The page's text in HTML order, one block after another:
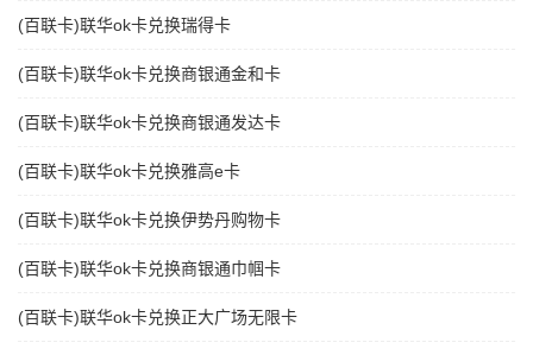
(百联卡)联华ok卡兑换瑞得卡
(百联卡)联华ok卡兑换商银通金和卡
(百联卡)联华ok卡兑换商银通发达卡
(百联卡)联华ok卡兑换雅高e卡
(百联卡)联华ok卡兑换伊势丹购物卡
(百联卡)联华ok卡兑换商银通巾帼卡
(百联卡)联华ok卡兑换正大广场无限卡